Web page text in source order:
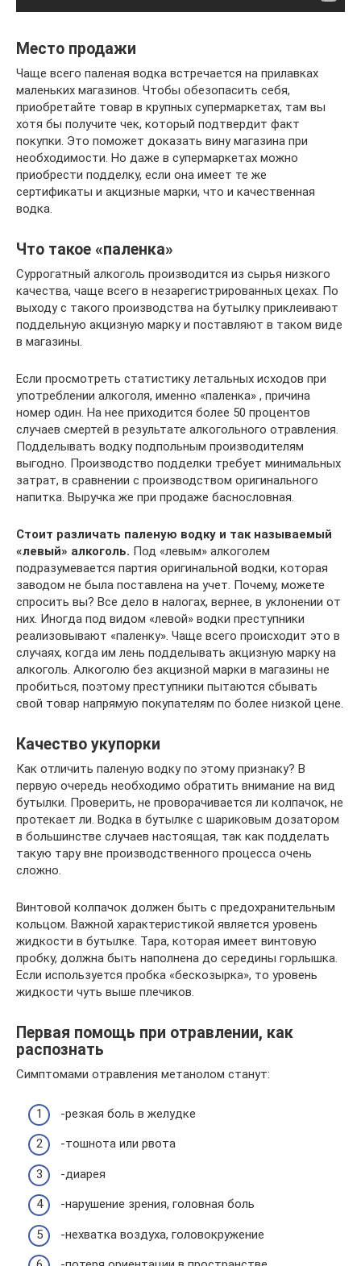
Место продажи
Чаще всего паленая водка встречается на прилавках
маленьких магазинов. Чтобы обезопасить себя,
приобретайте товар в крупных супермаркетах, там вы
хотя бы получите чек, который подтвердит факт
покупки. Это поможет доказать вину магазина при
необходимости. Но даже в супермаркетах можно
приобрести подделку, если она имеет те же
сертификаты и акцизные марки, что и качественная
водка.
Что такое «паленка»
Суррогатный алкоголь производится из сырья низкого
качества, чаще всего в незарегистрированных цехах. По
выходу с такого производства на бутылку приклеивают
поддельную акцизную марку и поставляют в таком виде
в магазины.
Если просмотреть статистику летальных исходов при
употреблении алкоголя, именно «паленка» , причина
номер один. На нее приходится более 50 процентов
случаев смертей в результате алкогольного отравления.
Подделывать водку подпольным производителям
выгодно. Производство подделки требует минимальных
затрат, в сравнении с производством оригинального
напитка. Выручка же при продаже баснословная.
Стоит различать паленую водку и так называемый
«левый» алкоголь. Под «левым» алкоголем
подразумевается партия оригинальной водки, которая
заводом не была поставлена на учет. Почему, можете
спросить вы? Все дело в налогах, вернее, в уклонении от
них. Иногда под видом «левой» водки преступники
реализовывают «паленку». Чаще всего происходит это в
случаях, когда им лень подделывать акцизную марку на
алкоголь. Алкоголю без акцизной марки в магазины не
пробиться, поэтому преступники пытаются сбывать
свой товар напрямую покупателям по более низкой цене.
Качество укупорки
Как отличить паленую водку по этому признаку? В
первую очередь необходимо обратить внимание на вид
бутылки. Проверить, не проворачивается ли колпачок, не
протекает ли. Водка в бутылке с шариковым дозатором
в большинстве случаев настоящая, так как подделать
такую тару вне производственного процесса очень
сложно.
Винтовой колпачок должен быть с предохранительным
кольцом. Важной характеристикой является уровень
жидкости в бутылке. Тара, которая имеет винтовую
пробку, должна быть наполнена до середины горлышка.
Если используется пробка «бескозырка», то уровень
жидкости чуть выше плечиков.
Первая помощь при отравлении, как
распознать
Симптомами отравления метанолом станут:
-резкая боль в желудке
-тошнота или рвота
-диарея
-нарушение зрения, головная боль
-нехватка воздуха, головокружение